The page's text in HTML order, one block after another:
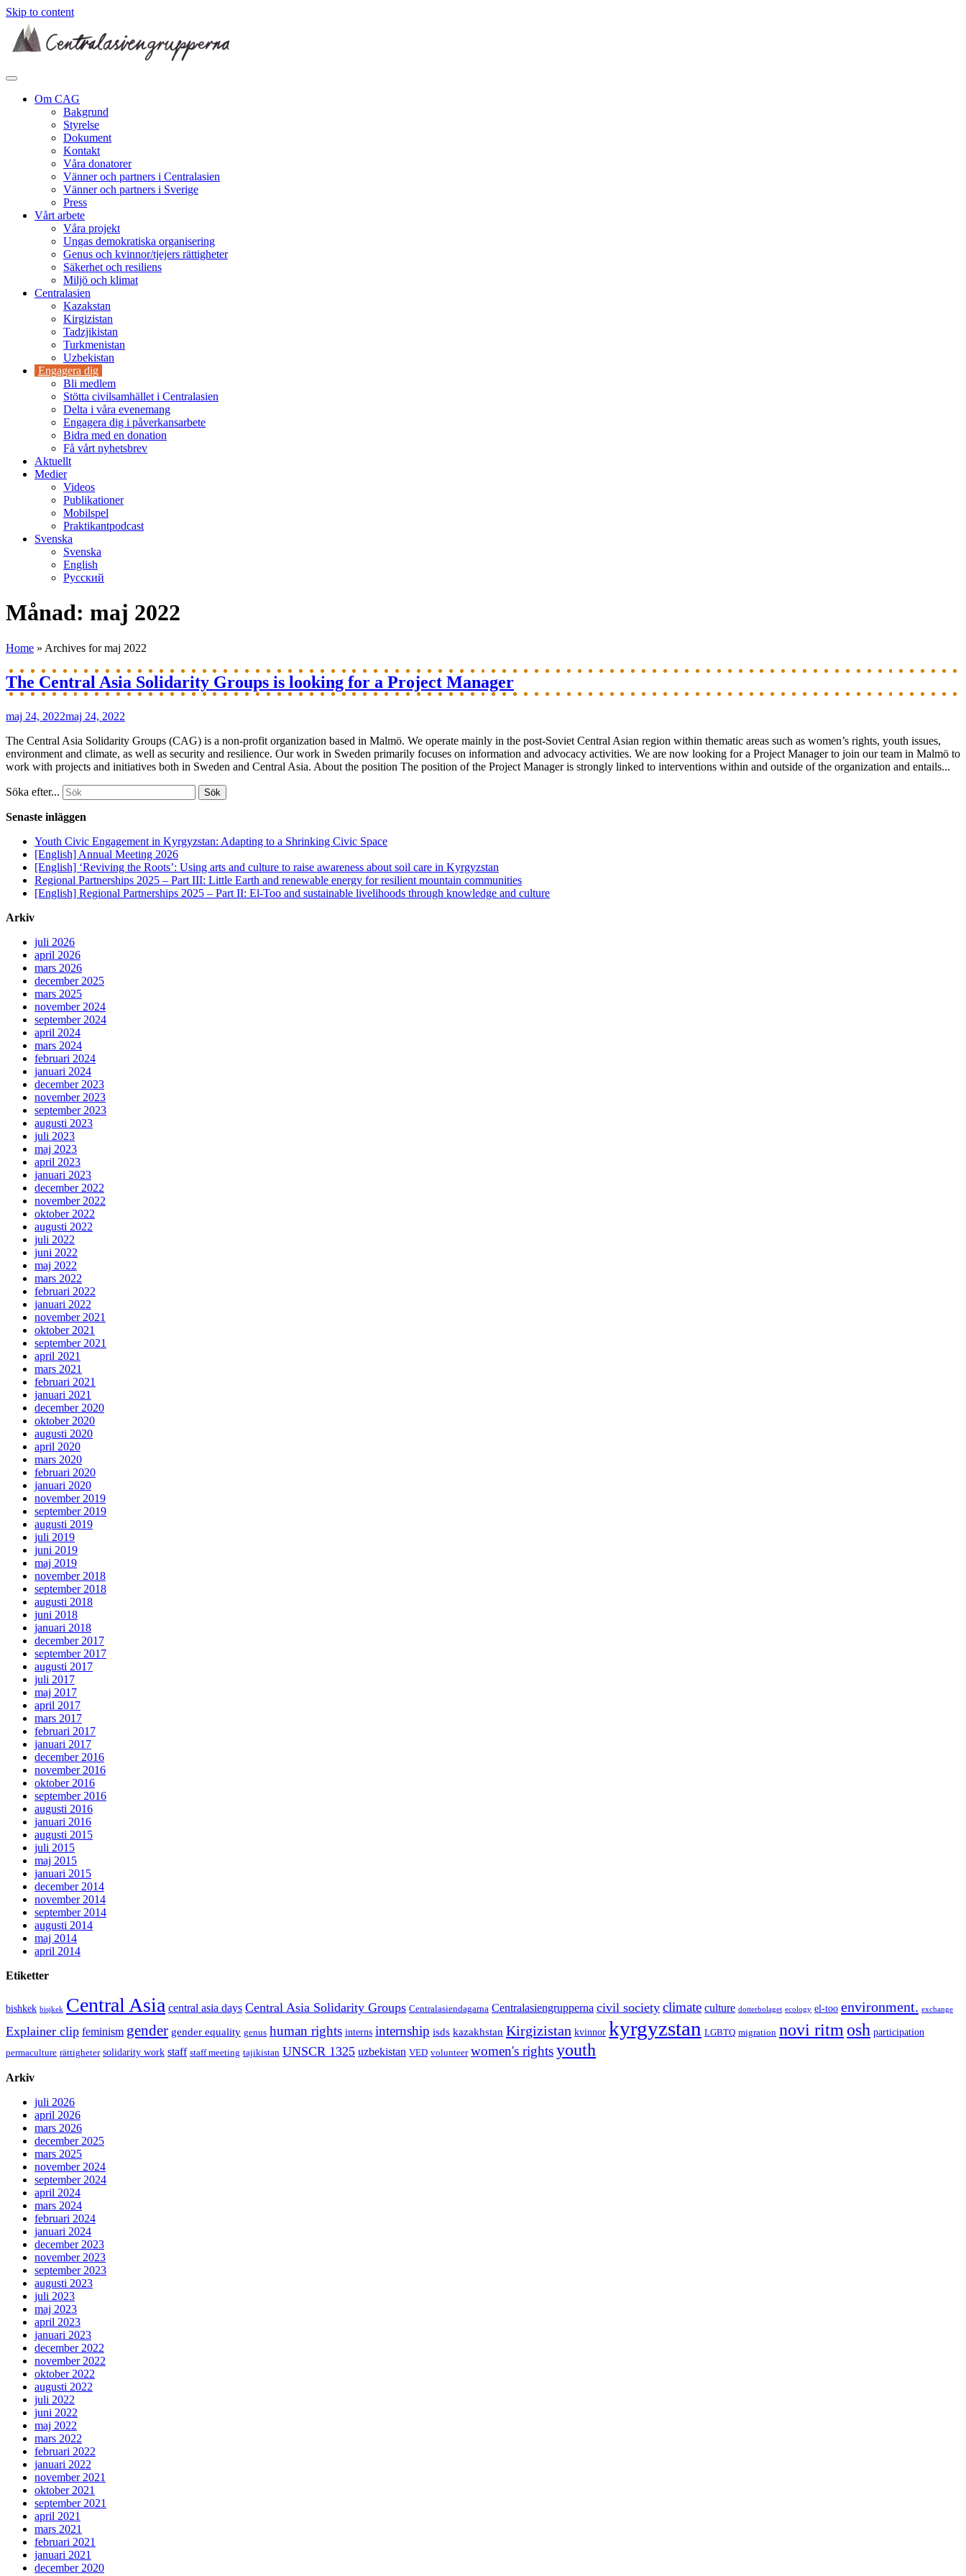
Skip to content
Om CAG
Bakgrund
Styrelse
Dokument
Kontakt
Våra donatorer
Vänner och partners i Centralasien
Vänner och partners i Sverige
Press
Vårt arbete
Våra projekt
Ungas demokratiska organisering
Genus och kvinnor/tjejers rättigheter
Säkerhet och resiliens
Miljö och klimat
Centralasien
Kazakstan
Kirgizistan
Tadzjikistan
Turkmenistan
Uzbekistan
Engagera dig
Bli medlem
Stötta civilsamhället i Centralasien
Delta i våra evenemang
Engagera dig i påverkansarbete
Bidra med en donation
Få vårt nyhetsbrev
Aktuellt
Medier
Videos
Publikationer
Mobilspel
Praktikantpodcast
Svenska
Svenska
English
Русский
Månad: maj 2022
Home » Archives for maj 2022
The Central Asia Solidarity Groups is looking for a Project Manager
maj 24, 2022maj 24, 2022
The Central Asia Solidarity Groups (CAG) is a non-profit organization based in Malmö. We operate mainly in the post-Soviet Central Asian region within thematic areas such as women’s rights, youth issues,
environment and climate, as well as security and resilience. Our work in Sweden primarily focuses on information and advocacy activities. We are now looking for a Project Manager to join our team in Malmö to
work with projects and initiatives both in Sweden and Central Asia. About the position The position of the Project Manager is strongly linked to interventions within and outside of the organization and entails...
Söka efter...
Senaste inläggen
Youth Civic Engagement in Kyrgyzstan: Adapting to a Shrinking Civic Space
[English] Annual Meeting 2026
[English] ‘Reviving the Roots’: Using arts and culture to raise awareness about soil care in Kyrgyzstan
Regional Partnerships 2025 – Part III: Little Earth and renewable energy for resilient mountain communities
[English] Regional Partnerships 2025 – Part II: El-Too and sustainable livelihoods through knowledge and culture
Arkiv
juli 2026
april 2026
mars 2026
december 2025
mars 2025
november 2024
september 2024
april 2024
mars 2024
februari 2024
januari 2024
december 2023
november 2023
september 2023
augusti 2023
juli 2023
maj 2023
april 2023
januari 2023
december 2022
november 2022
oktober 2022
augusti 2022
juli 2022
juni 2022
maj 2022
mars 2022
februari 2022
januari 2022
november 2021
oktober 2021
september 2021
april 2021
mars 2021
februari 2021
januari 2021
december 2020
oktober 2020
augusti 2020
april 2020
mars 2020
februari 2020
januari 2020
november 2019
september 2019
augusti 2019
juli 2019
juni 2019
maj 2019
november 2018
september 2018
augusti 2018
juni 2018
januari 2018
december 2017
september 2017
augusti 2017
juli 2017
maj 2017
april 2017
mars 2017
februari 2017
januari 2017
december 2016
november 2016
oktober 2016
september 2016
augusti 2016
januari 2016
augusti 2015
juli 2015
maj 2015
januari 2015
december 2014
november 2014
september 2014
augusti 2014
maj 2014
april 2014
Etiketter
bishkek bisjkek Central Asia central asia days Central Asia Solidarity Groups Centralasiendagarna Centralasiengrupperna civil society climate culture dotterbolaget ecology el-too environment. exchange
Explainer clip feminism gender gender equality genus human rights interns internship isds kazakhstan Kirgizistan kvinnor kyrgyzstan LGBTQ migration novi ritm osh participation
permaculture rättigheter solidarity work staff staff meeting tajikistan UNSCR 1325 uzbekistan VED volunteer women's rightsyouth
Arkiv
juli 2026
april 2026
mars 2026
december 2025
mars 2025
november 2024
september 2024
april 2024
mars 2024
februari 2024
januari 2024
december 2023
november 2023
september 2023
augusti 2023
juli 2023
maj 2023
april 2023
januari 2023
december 2022
november 2022
oktober 2022
augusti 2022
juli 2022
juni 2022
maj 2022
mars 2022
februari 2022
januari 2022
november 2021
oktober 2021
september 2021
april 2021
mars 2021
februari 2021
januari 2021
december 2020